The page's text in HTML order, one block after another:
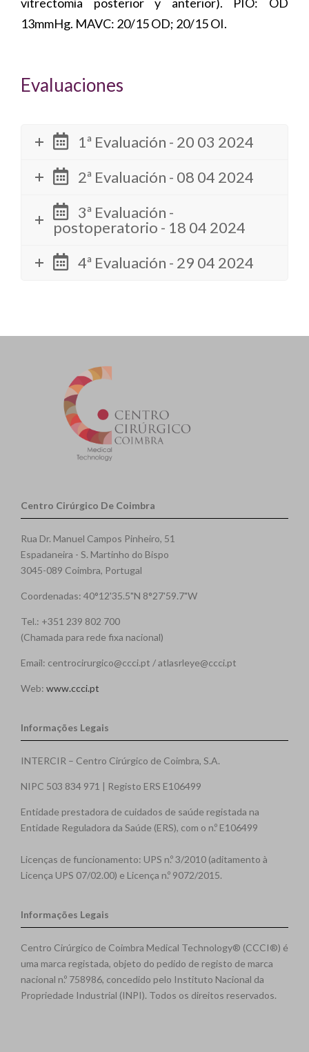
13mmHg. MAVC: 20/15 OD; 20/15 OI.
Evaluaciones
1ª Evaluación - 20 03 2024
2ª Evaluación - 08 04 2024
3ª Evaluación -
postoperatorio - 18 04 2024
4ª Evaluación - 29 04 2024
Centro Cirúrgico De Coimbra
Rua Dr. Manuel Campos Pinheiro, 51
Espadaneira - S. Martinho do Bispo
3045-089 Coimbra, Portugal
Coordenadas: 40°12'35.5"N 8°27'59.7"W
Tel.: +351 239 802 700
(Chamada para rede fixa nacional)
Email: centrocirurgico@ccci.pt / atlasrleye@ccci.pt
Web: www.ccci.pt
Informações Legais
INTERCIR – Centro Cirúrgico de Coimbra, S.A.
NIPC 503 834 971 | Registo ERS E106499
Entidade prestadora de cuidados de saúde registada na
Entidade Reguladora da Saúde (ERS), com o n.º E106499
Licenças de funcionamento: UPS n.º 3/2010 (aditamento à
Licença UPS 07/02.00) e Licença n.º 9072/2015.
Informações Legais
Centro Cirúrgico de Coimbra Medical Technology® (CCCI®) é
uma marca registada, objeto do pedido de registo de marca
nacional n.º 758986, concedido pelo Instituto Nacional da
Propriedade Industrial (INPI). Todos os direitos reservados.